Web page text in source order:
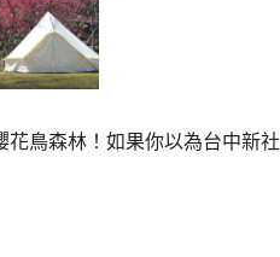
鳥森林！如果你以為台中新社